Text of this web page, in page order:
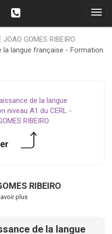
JOAO GOMES RIBEIRO
la langue française - Formation
RIBEIRO
plus
de la langue